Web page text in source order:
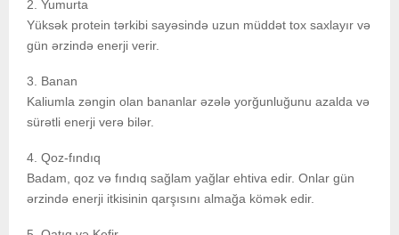
2. Yumurta
Yüksək protein tərkibi sayəsində uzun müddət tox saxlayır və
gün ərzində enerji verir.
3. Banan
Kaliumla zəngin olan bananlar əzələ yorğunluğunu azalda və
sürətli enerji verə bilər.
4. Qoz-fındıq
Badam, qoz və fındıq sağlam yağlar ehtiva edir. Onlar gün
ərzində enerji itkisinin qarşısını almağa kömək edir.